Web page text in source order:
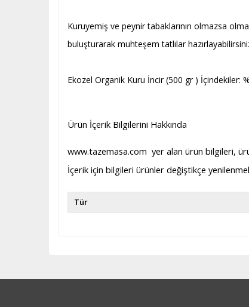
Kuruyemiş ve peynir tabaklarının olmazsa
buluşturarak muhteşem tatlılar
Ekozel Organik Kuru İncir (500 gr ) İçindekiler:
Ürün İçerik Bilgilerini Hakkında
www.tazemasa.com yer alan ürün bilgileri,
İçerik için bilgileri ürünler değiştikçe
Tür